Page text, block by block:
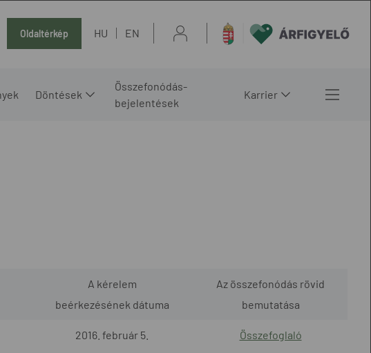
Oldaltérkép HU EN
Döntések
Összefonódás-
bejelentések
Karrier
A kérelem
beérkezésének dátuma
Az összefonódás rövid
bemutatása
2016. február 5. Összefoglaló